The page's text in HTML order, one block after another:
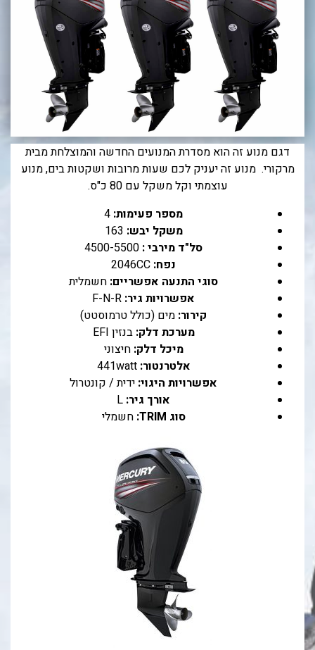
בכנרת לידו
בכנרת לידו מחיר
בכנרת למשפחות
בצפון
בארץ
לקפריסין
נתניה
מדובאי / לדובאי
בבאר שבע
דגם מנוע זה הוא מסדרת המנועים החדשה והמוצלחת מבית
מרקורי. מנוע זה יעניק לכם שעות מרובות ושקטות בים, מנוע
עוצמתי וקל משקל עם 80 כ"ס.
מספר פעימות: 4
משקל יבש: 163
סל"ד מירבי : 4500-5500
נפח: 2046CC
סוגי התנעה אפשריים: חשמלית
אפשרויות גיר: F-N-R
קירור: מים (כולל טרמוסטט)
מערכת דלק:בנזין EFI
מיכל דלק:חיצוני
אלטרנטור:441watt
אפשרויות היגוי: ידית / קונטרול
אורך גיר: L
סוג TRIM:
חשמלי